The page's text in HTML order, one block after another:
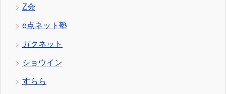
Z会
e点ネット塾
ガクネット
ショウイン
すらら